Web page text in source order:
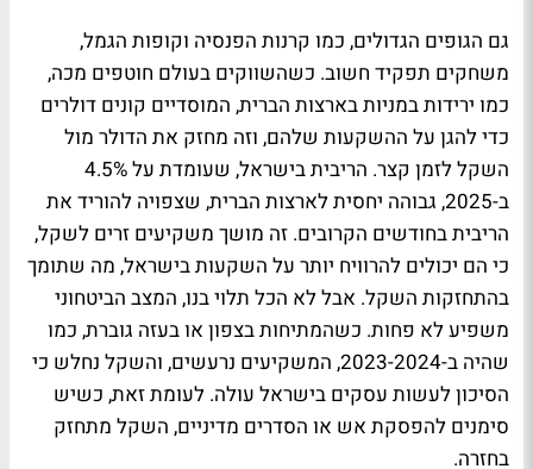
גם הגופים הגדולים, כמו קרנות הפנסיה וקופות הגמל,
משחקים תפקיד חשוב. כשהשווקים בעולם חוטפים מכה,
כמו ירידות במניות בארצות הברית, המוסדיים קונים דולרים
כדי להגן על ההשקעות שלהם, וזה מחזק את הדולר מול
השקל לזמן קצר. הריבית בישראל, שעומדת על 4.5%
ב-2025, גבוהה יחסית לארצות הברית, שצפויה להוריד את
הריבית בחודשים הקרובים. זה מושך משקיעים זרים לשקל,
כי הם יכולים להרוויח יותר על השקעות בישראל, מה שתומך
בהתחזקות השקל. אבל לא הכל תלוי בנו, המצב הביטחוני
משפיע לא פחות. כשהמתיחות בצפון או בעזה גוברת, כמו
שהיה ב-2023-2024, המשקיעים נרעשים, והשקל נחלש כי
הסיכון לעשות עסקים בישראל עולה. לעומת זאת, כשיש
סימנים להפסקת אש או הסדרים מדיניים, השקל מתחזק
בחזרה.